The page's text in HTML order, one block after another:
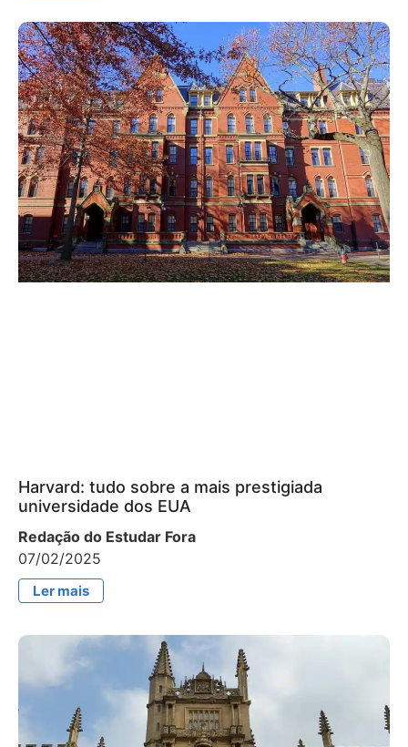
Harvard: tudo sobre a mais prestigiada
universidade dos EUA
Redação do Estudar Fora
07/02/2025
Ler mais